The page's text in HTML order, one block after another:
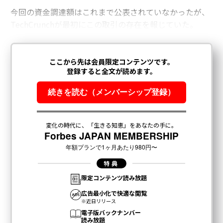
今回の資金調達額はこれまで公表されていなかったが、